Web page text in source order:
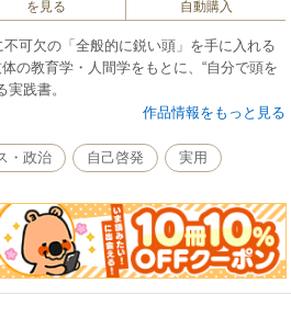
を見る
自動購入
可欠の「全般的に鋭い頭」を手に入れる
の教育学・人間学をもとに、“自分で頭を
践書。
作品情報をもっと見る
・政治 自己啓発 実用